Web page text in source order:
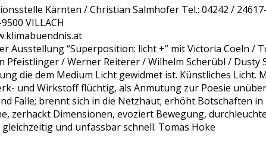
Kärnten / Christian Salmhofer Tel.: 04242 /
VILLACH
Ausstellung “Superposition: licht +” mit Victoria Coeln /
Pfeistlinger / Werner Reiterer / Wilhelm Scherübl / Dusty
die dem Medium Licht gewidmet ist. Künstliches Licht.
und Wirkstoff flüchtig, als Anmutung zur Poesie
Falle; brennt sich in die Netzhaut; erhöht Botschaften in
zerhackt Dimensionen, evoziert Bewegung,
und unfassbar schnell. Tomas Hoke